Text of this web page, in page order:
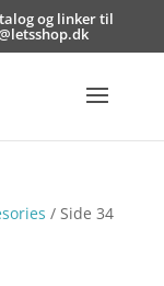
og linker til
/ Side 34